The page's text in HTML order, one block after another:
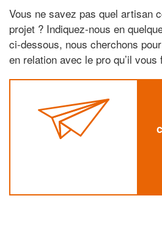
Vous ne savez pas quel artisan
projet ? Indiquez-nous en
ci-dessous, nous cherchons
en relation avec le pro qu’il vous